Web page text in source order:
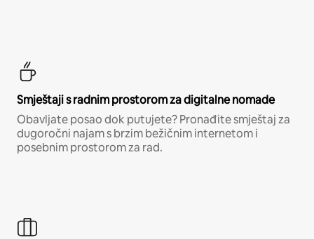
Smještaji s radnim prostorom za digitalne nomade
Obavljate posao dok putujete? Pronađite smještaj za
dugoročni najam s brzim bežičnim internetom i
posebnim prostorom za rad.